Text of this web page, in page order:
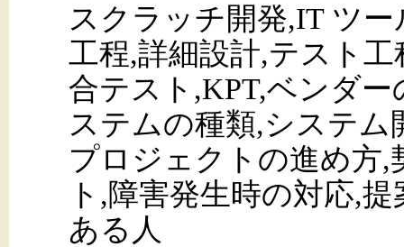
スクラッチ開発,IT ツ
工程,詳細設計,テスト
合テスト,KPT,ベンダ
ステムの種類,システ
プロジェクトの進め方,
ト,障害発生時の対応,
ある人